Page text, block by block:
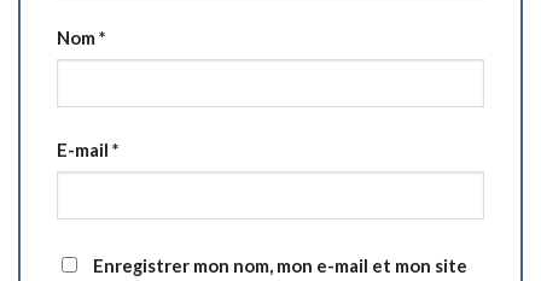
Nom*
E-mail *
Enregistrer mon nom, mon e-mail et mon site